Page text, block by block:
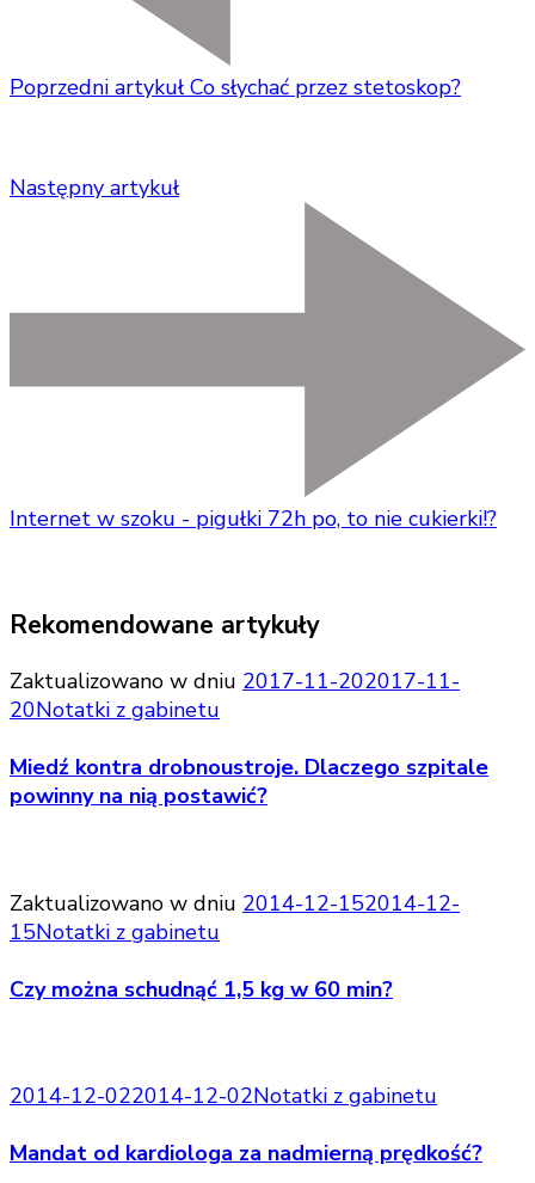
Poprzedni artykuł Co słychać przez stetoskop?
Następny artykuł
Internet w szoku - pigułki 72h po, to nie cukierki!?
Rekomendowane artykuły
Zaktualizowano w dniu 2017-11-202017-11-
20Notatki z gabinetu
Miedź kontra drobnoustroje. Dlaczego szpitale
powinny na nią postawić?
Zaktualizowano w dniu 2014-12-152014-12-
15Notatki z gabinetu
Czy można schudnąć 1,5 kg w 60 min?
2014-12-022014-12-02Notatki z gabinetu
Mandat od kardiologa za nadmierną prędkość?